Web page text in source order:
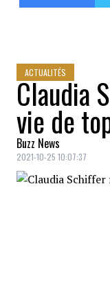
ACTUALITÉS
Claudia
vie de
Buzz News
2021-10-25 10:07:37